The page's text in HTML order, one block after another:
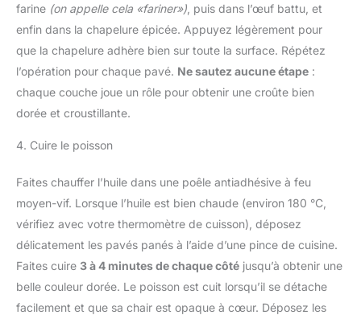
farine (on appelle cela «fariner») , puis dans l’œuf battu, et
enfin dans la chapelure épicée. Appuyez légèrement pour
que la chapelure adhère bien sur toute la surface. Répétez
l’opération pour chaque pavé. Ne sautez aucune étape :
chaque couche joue un rôle pour obtenir une croûte bien
dorée et croustillante.
4. Cuire le poisson
Faites chauffer l’huile dans une poêle antiadhésive à feu
moyen-vif. Lorsque l’huile est bien chaude (environ 180 °C,
vérifiez avec votre thermomètre de cuisson), déposez
délicatement les pavés panés à l’aide d’une pince de cuisine.
Faites cuire 3 à 4 minutes de chaque côté jusqu’à obtenir une
belle couleur dorée. Le poisson est cuit lorsqu’il se détache
facilement et que sa chair est opaque à cœur. Déposez les